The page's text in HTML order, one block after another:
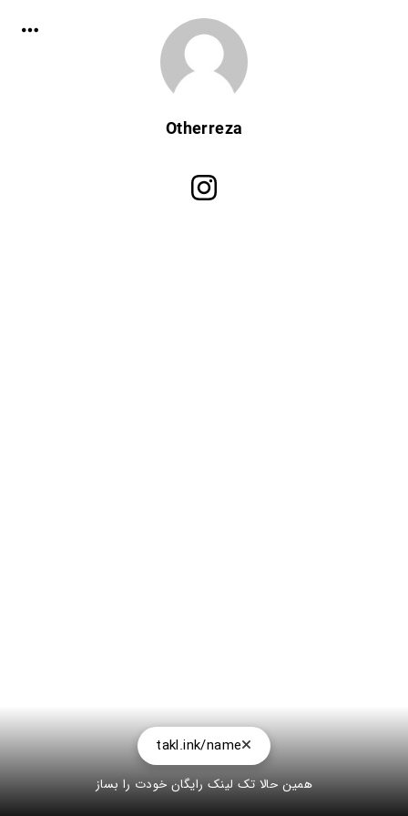
Otherreza
takl.ink/name
همین حالا تک لینک رایگان خودت را بساز